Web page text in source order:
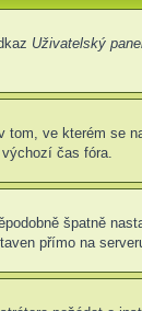
Uživatelský
ve kterém
čas fóra.
špatně
přímo na